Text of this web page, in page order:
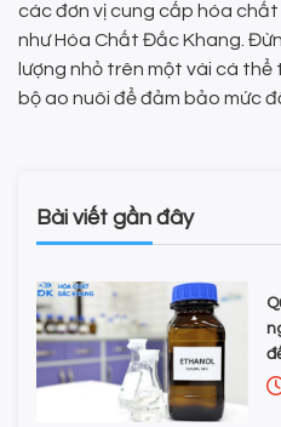
các đơn vị cung cấp hóa
như Hóa Chất Đắc Khang.
lượng nhỏ trên một vài cá
bộ ao nuôi để đảm bảo mức
Bài viết gần đây